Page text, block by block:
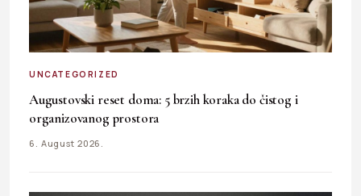
UNCATEGORIZED
Augustovski reset doma: 5 brzih koraka do čistog i
organizovanog prostora
6. August 2026.